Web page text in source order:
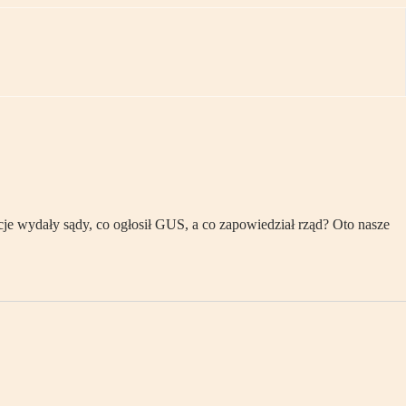
sądy, co ogłosił GUS, a co zapowiedział rząd? Oto nasze